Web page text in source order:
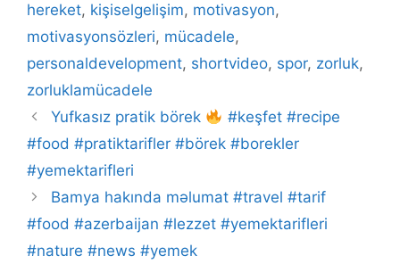
hereket, kişiselgelişim, motivasyon,
motivasyonsözleri, mücadele,
personaldevelopment, shortvideo, spor, zorluk,
zorluklamücadele
Yufkasız pratik börek
#keşfet #recipe
#food #pratiktarifler #börek #borekler
#yemektarifleri
Bamya hakında məlumat #travel #tarif
#food #azerbaijan #lezzet #yemektarifleri
#nature #news #yemek